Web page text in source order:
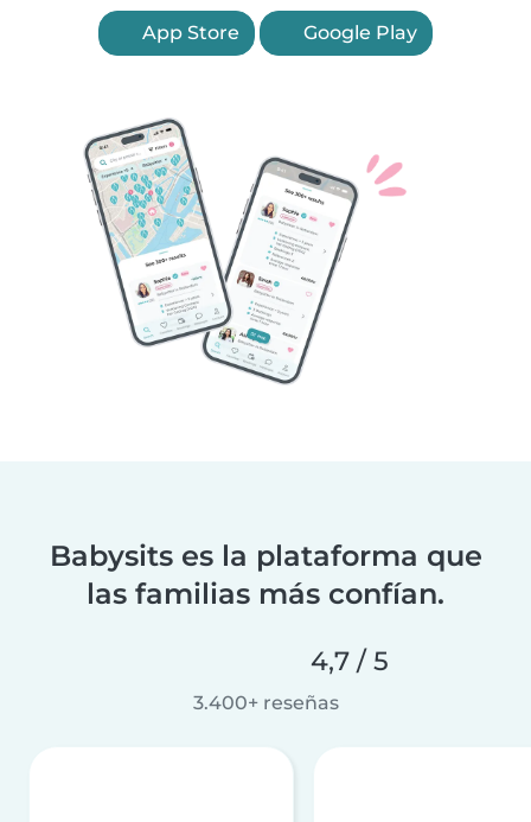
App Store Google Play
Babysits es la plataforma que
las familias más confían.
4,7 / 5
3.400+ reseñas